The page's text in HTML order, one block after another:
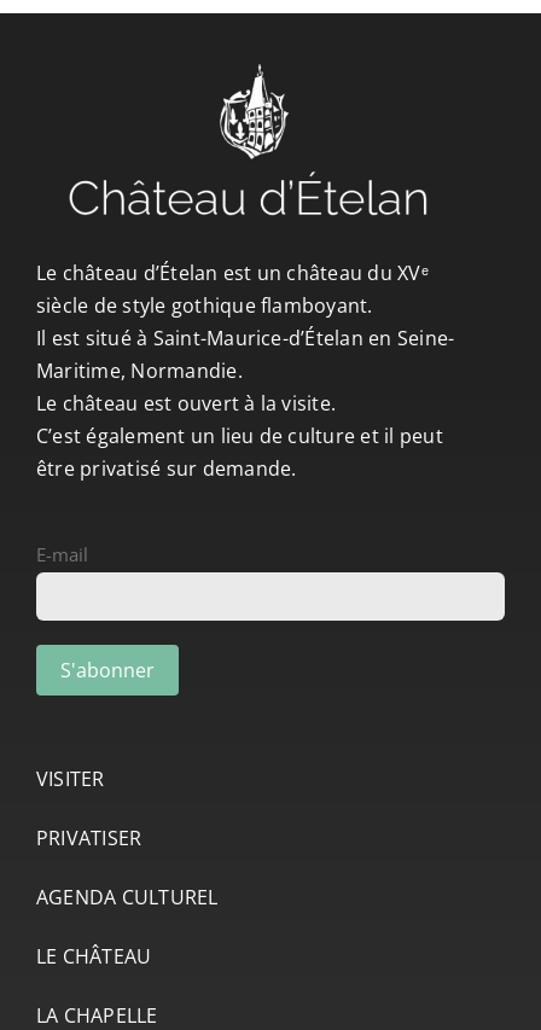
Le château d’Ételan est un château du XVᵉ
siècle de style gothique flamboyant.
Il est situé à Saint-Maurice-d’Ételan en Seine-
Maritime, Normandie.
Le château est ouvert à la visite.
C’est également un lieu de culture et il peut
être privatisé sur demande.
E-mail
VISITER
PRIVATISER
AGENDA CULTUREL
LE CHÂTEAU
LA CHAPELLE